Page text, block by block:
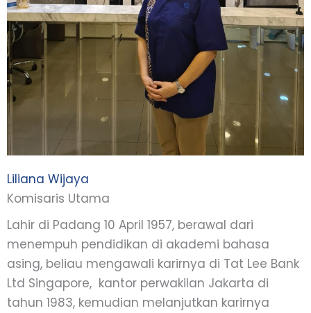
Liliana Wijaya
Komisaris Utama
Lahir di Padang 10 April 1957, berawal dari
menempuh pendidikan di akademi bahasa
asing, beliau mengawali karirnya di Tat Lee Bank
Ltd Singapore, kantor perwakilan Jakarta di
tahun 1983, kemudian melanjutkan karirnya